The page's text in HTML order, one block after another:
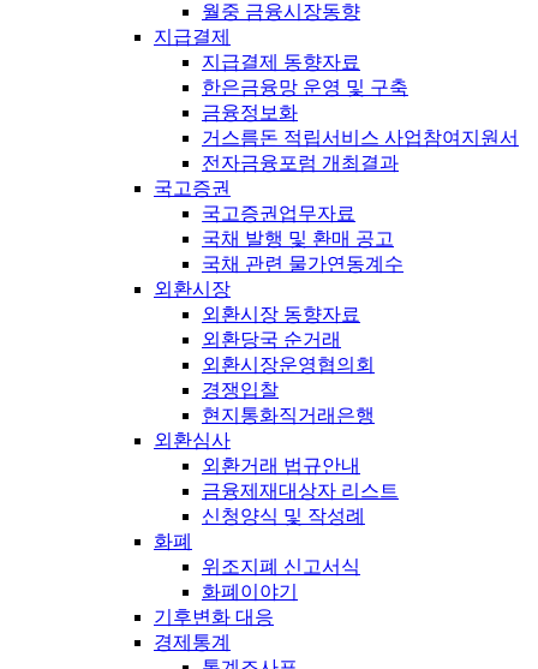
월중 금융시장동향
지급결제
지급결제 동향자료
한은금융망 운영 및 구축
금융정보화
거스름돈 적립서비스 사업참여지원서
전자금융포럼 개최결과
국고증권
국고증권업무자료
국채 발행 및 환매 공고
국채 관련 물가연동계수
외환시장
외환시장 동향자료
외환당국 순거래
외환시장운영협의회
경쟁입찰
현지통화직거래은행
외환심사
외환거래 법규안내
금융제재대상자 리스트
신청양식 및 작성례
화폐
위조지폐 신고서식
화폐이야기
기후변화 대응
경제통계